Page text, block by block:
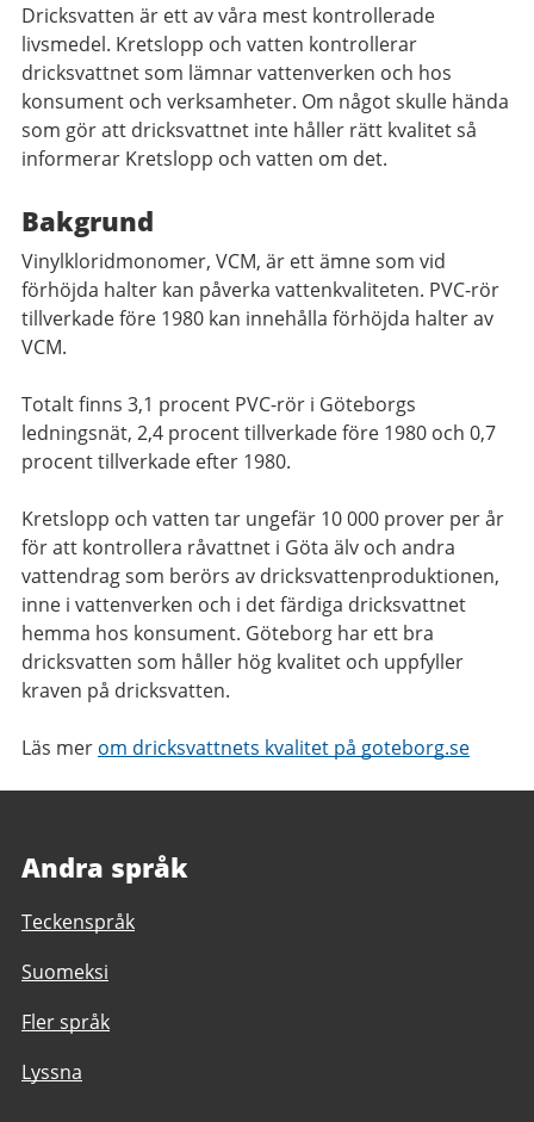
Dricksvatten är ett av våra mest kontrollerade
livsmedel. Kretslopp och vatten kontrollerar
dricksvattnet som lämnar vattenverken och hos
konsument och verksamheter. Om något skulle hända
som gör att dricksvattnet inte håller rätt kvalitet så
informerar Kretslopp och vatten om det.
Bakgrund
Vinylkloridmonomer, VCM, är ett ämne som vid
förhöjda halter kan påverka vattenkvaliteten. PVC-rör
tillverkade före 1980 kan innehålla förhöjda halter av
VCM.
Totalt finns 3,1 procent PVC-rör i Göteborgs
ledningsnät, 2,4 procent tillverkade före 1980 och 0,7
procent tillverkade efter 1980.
Kretslopp och vatten tar ungefär 10 000 prover per år
för att kontrollera råvattnet i Göta älv och andra
vattendrag som berörs av dricksvattenproduktionen,
inne i vattenverken och i det färdiga dricksvattnet
hemma hos konsument. Göteborg har ett bra
dricksvatten som håller hög kvalitet och uppfyller
kraven på dricksvatten.
Läs mer om dricksvattnets kvalitet på goteborg.se
Andra språk
Teckenspråk
Suomeksi
Fler språk
Lyssna